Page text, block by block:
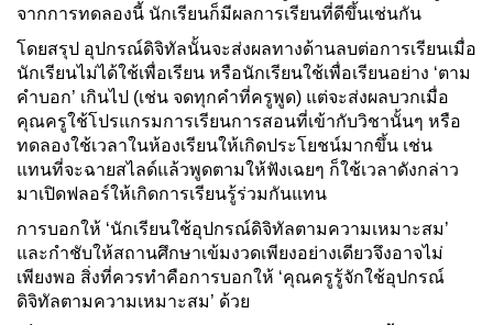
จากการทดลองนี้ นักเรียนก็มีผลการเรียนที่ดีขึ้นเช่นกัน
โดยสรุป อุปกรณ์ดิจิทัลนั้นจะส่งผลทางด้านลบต่อการเรียนเมื่อ
นักเรียนไม่ได้ใช้เพื่อเรียน หรือนักเรียนใช้เพื่อเรียนอย่าง ‘ตาม
คำบอก’ เกินไป (เช่น จดทุกคำที่ครูพูด) แต่จะส่งผลบวกเมื่อ
คุณครูใช้โปรแกรมการเรียนการสอนที่เข้ากับวิชานั้นๆ หรือ
ทดลองใช้เวลาในห้องเรียนให้เกิดประโยชน์มากขึ้น เช่น
แทนที่จะฉายสไลด์แล้วพูดตามให้ฟังเฉยๆ ก็ใช้เวลาดังกล่าว
มาเปิดฟลอร์ให้เกิดการเรียนรู้ร่วมกันแทน
การบอกให้ ‘นักเรียนใช้อุปกรณ์ดิจิทัลตามความเหมาะสม’
และกำชับให้สถานศึกษาเข้มงวดเพียงอย่างเดียวจึงอาจไม่
เพียงพอ สิ่งที่ควรทำคือการบอกให้ ‘คุณครูรู้จักใช้อุปกรณ์
ดิจิทัลตามความเหมาะสม’ ด้วย